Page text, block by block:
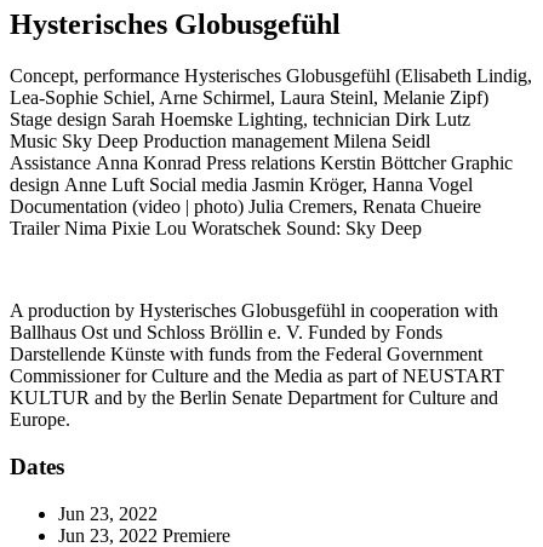
Hysterisches Globusgefühl
Concept, performance Hysterisches Globusgefühl (Elisabeth Lindig,
Lea-Sophie Schiel, Arne Schirmel, Laura Steinl, Melanie Zipf)
Stage design Sarah Hoemske Lighting, technician Dirk Lutz
Music Sky Deep Production management Milena Seidl
Assistance Anna Konrad Press relations Kerstin BöttcherGraphic
design Anne Luft Social media Jasmin Kröger, Hanna Vogel
Documentation (video | photo) Julia Cremers, Renata Chueire
TrailerNima Pixie Lou Woratschek Sound: Sky Deep
A production by Hysterisches Globusgefühl in cooperation with
Ballhaus Ost und Schloss Bröllin e. V. Funded by Fonds
Darstellende Künste with funds from the Federal Government
Commissioner for Culture and the Media as part of NEUSTART
KULTUR and by the Berlin Senate Department for Culture and
Europe.
Dates
Jun 23, 2022
Jun 23, 2022 Premiere